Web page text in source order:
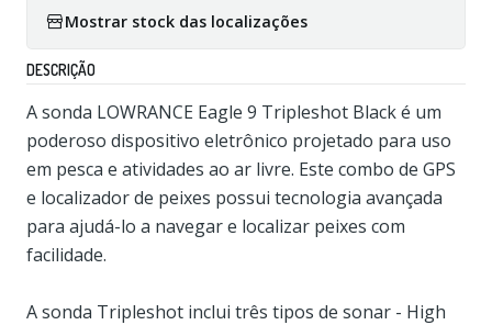
Mostrar stock das localizações
DESCRIÇÃO
A sonda LOWRANCE Eagle 9 Tripleshot Black é um
poderoso dispositivo eletrônico projetado para uso
em pesca e atividades ao ar livre. Este combo de GPS
e localizador de peixes possui tecnologia avançada
para ajudá-lo a navegar e localizar peixes com
facilidade.
A sonda Tripleshot inclui três tipos de sonar - High